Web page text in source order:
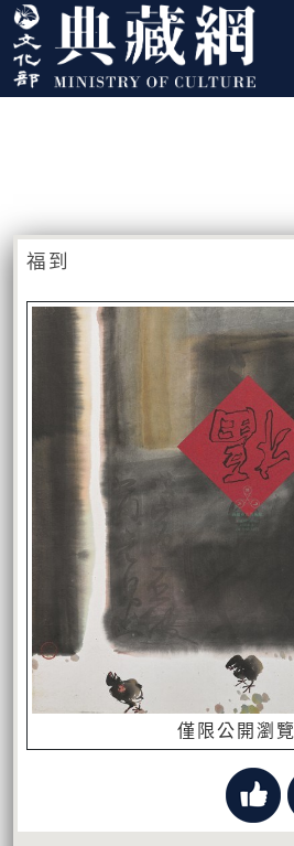
跳到主要內容
:::
福到
僅限公開瀏覽